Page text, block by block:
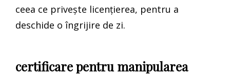
ceea ce privește licențierea, pentru a
deschide o îngrijire de zi.
certificare pentru manipularea